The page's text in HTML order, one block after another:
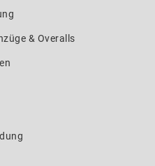
& Overalls